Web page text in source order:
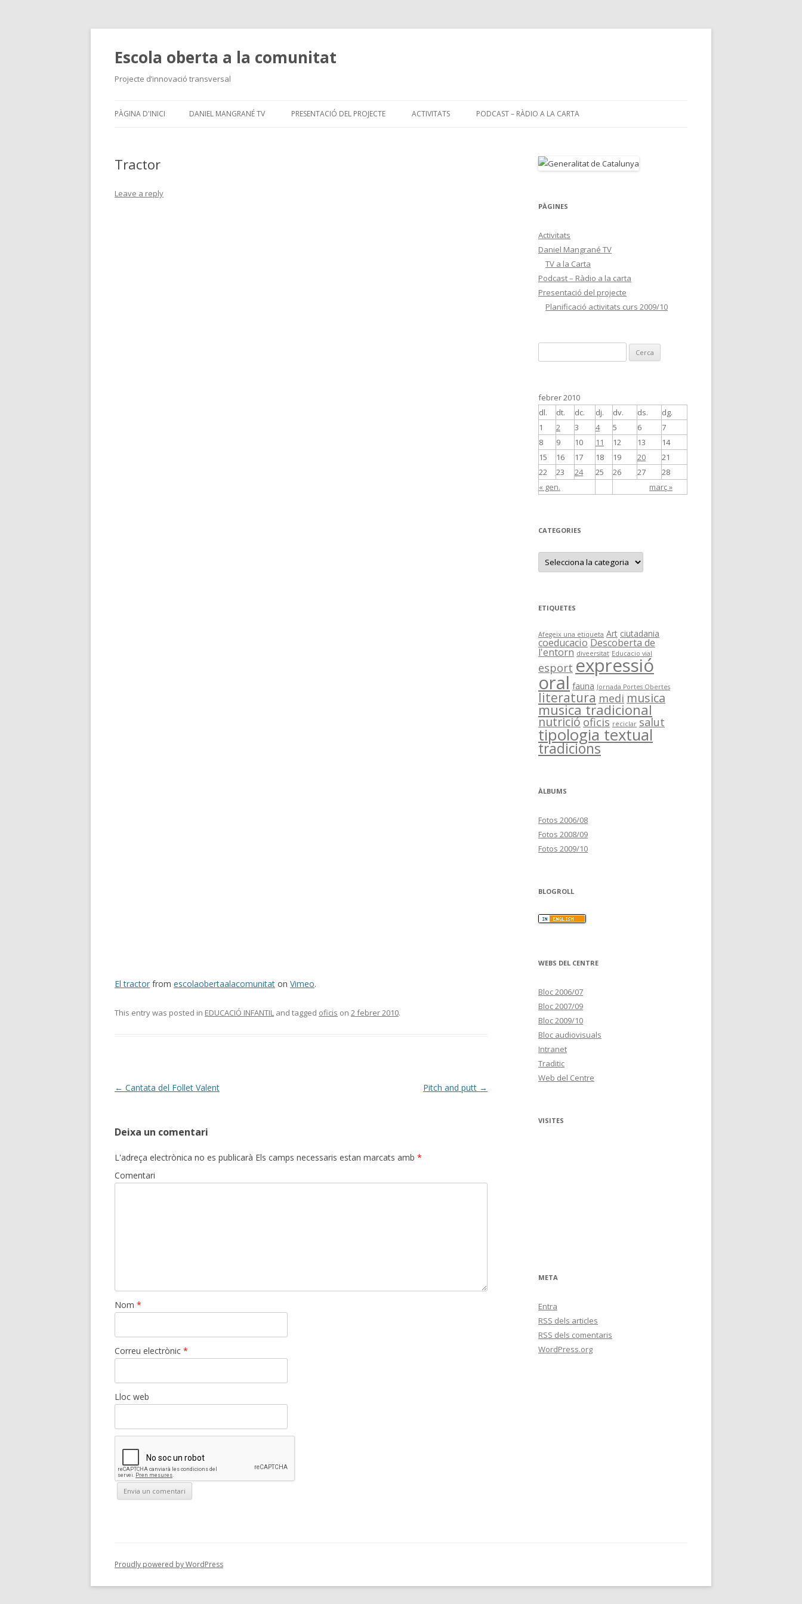
Escola oberta a la comunitat
Projecte d’innovació transversal
PÀGINA D'INICI DANIEL MANGRANÉ TV PRESENTACIÓ DEL PROJECTE ACTIVITATS PODCAST – RÀDIO A LA CARTA
Tractor
Leave a reply
El tractor from escolaobertaalacomunitat on Vimeo.
This entry was posted in EDUCACIÓ INFANTIL and tagged oficis on 2 febrer 2010.
Post
← Cantata del Follet Valent Pitch and putt →
Deixa un comentari
L'adreça electrònica no es publicarà Els camps necessaris estan marcats amb *
Comentari
Nom *
Correu electrònic *
Lloc web
PÀGINES
Activitats
Daniel Mangrané TV
TV a la Carta
Podcast – Ràdio a la carta
Presentació del projecte
Planificació activitats curs 2009/10
e
c
a
:
febrer 2010
dl.
dt. dc. dj. dv. ds. dg.
« gen. març »
1 2 3 4 5 6
7
8
9 10 11 12 13
14
15
16 17 18 19 20
21
22
23 24 25 26 27 28
CATEGORIES
C
t
r
i
s
ETIQUETES
Afegeix una etiqueta Art ciutadania
coeducacio Descoberta de
l'entorn diveersitat Educacio vial
esport expressió
oral fauna Jornada Portes Obertes
literatura medi musica
musica tradicional
nutricióoficis reciclar salut
tipologia textual
tradicions
ÀLBUMS
Fotos 2006/08
Fotos 2008/09
Fotos 2009/10
BLOGROLL
WEBS DEL CENTRE
Bloc 2006/07
Bloc 2007/09
Bloc 2009/10
Bloc audiovisuals
Intranet
Traditic
Web del Centre
VISITES
META
Entra
RSS dels articles
RSS dels comentaris
WordPress.org
Proudly powered by WordPress